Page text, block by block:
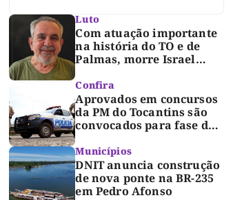
Luto
Com atuação importante
na história do TO e de
Palmas, morre Israel
luto oficial de três dias
Confira
Aprovados em concursos
da PM do Tocantins são
convocados para fase de
Municípios
DNIT anuncia construção
de nova ponte na BR-235
em Pedro Afonso